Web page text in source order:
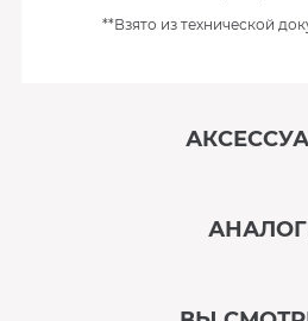
**Взято из технической